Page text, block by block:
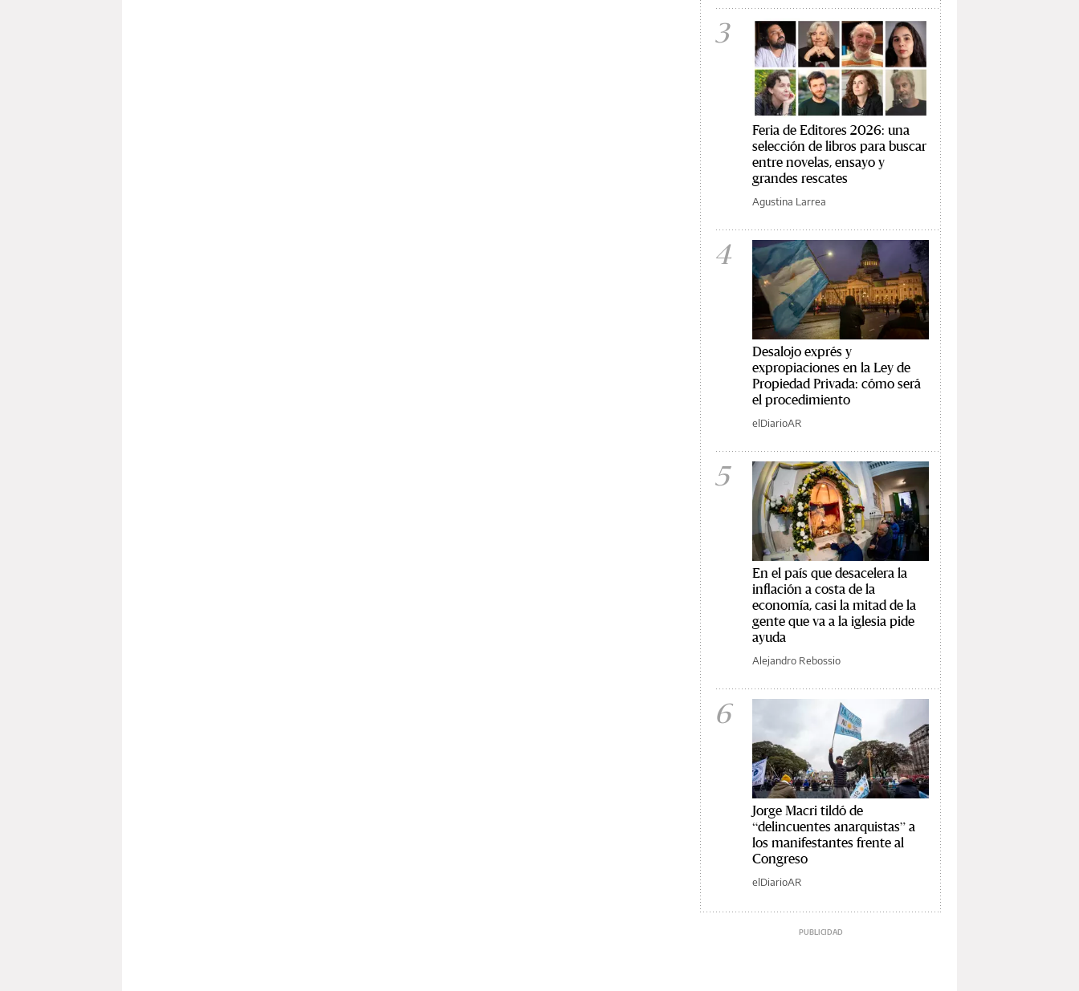
3
Feria de Editores 2026: una
selección de libros para buscar
entre novelas, ensayo y
grandes rescates
Agustina Larrea
4
Desalojo exprés y
expropiaciones en la Ley de
Propiedad Privada: cómo será
el procedimiento
elDiarioAR
5
En el país que desacelera la
inflación a costa de la
economía, casi la mitad de la
gente que va a la iglesia pide
ayuda
Alejandro Rebossio
6
Jorge Macri tildó de
“delincuentes anarquistas” a
los manifestantes frente al
Congreso
elDiarioAR